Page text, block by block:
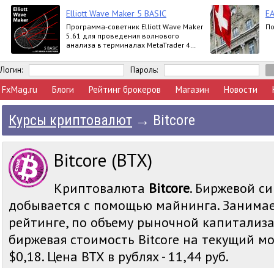
Elliott Wave Maker 5 BASIC
Программа-советник Elliott Wave Maker
5.61 для проведения волнового
анализа в терминалах MetaTrader 4
Extended
Логин: Пароль:
FxMag.ru Блоги Рейтинг брокеров Магазин Новости
Курсы криптовалют → Bitcore
Bitcore (BTX)
Криптовалюта Bitcore. Биржевой
добывается с помощью майнинга.
рейтинге, по объему рыночной
биржевая стоимость Bitcore на текущий
$0,18. Цена BTX в рублях - 11,44 руб.